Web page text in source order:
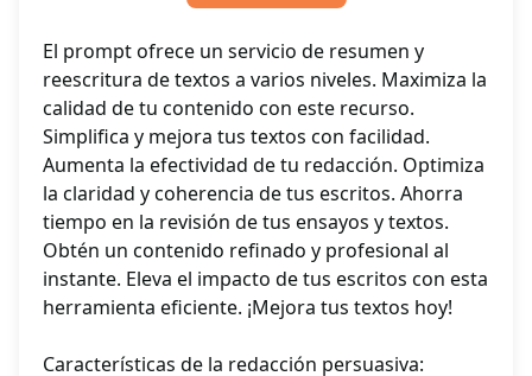
El prompt ofrece un servicio de resumen y
reescritura de textos a varios niveles. Maximiza la
calidad de tu contenido con este recurso.
Simplifica y mejora tus textos con facilidad.
Aumenta la efectividad de tu redacción. Optimiza
la claridad y coherencia de tus escritos. Ahorra
tiempo en la revisión de tus ensayos y textos.
Obtén un contenido refinado y profesional al
instante. Eleva el impacto de tus escritos con esta
herramienta eficiente. ¡Mejora tus textos hoy!
Características de la redacción persuasiva: